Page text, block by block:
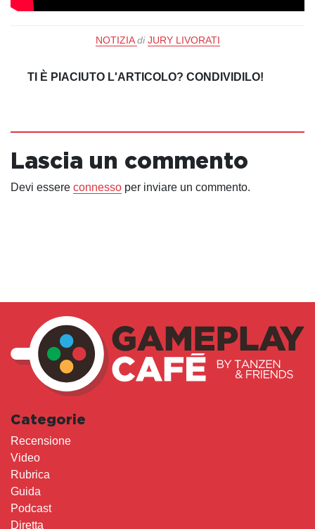
NOTIZIA di JURY LIVORATI
TI È PIACIUTO L'ARTICOLO? CONDIVIDILO!
Lascia un commento
Devi essere connesso per inviare un commento.
Categorie
Recensione
Video
Rubrica
Guida
Podcast
Diretta